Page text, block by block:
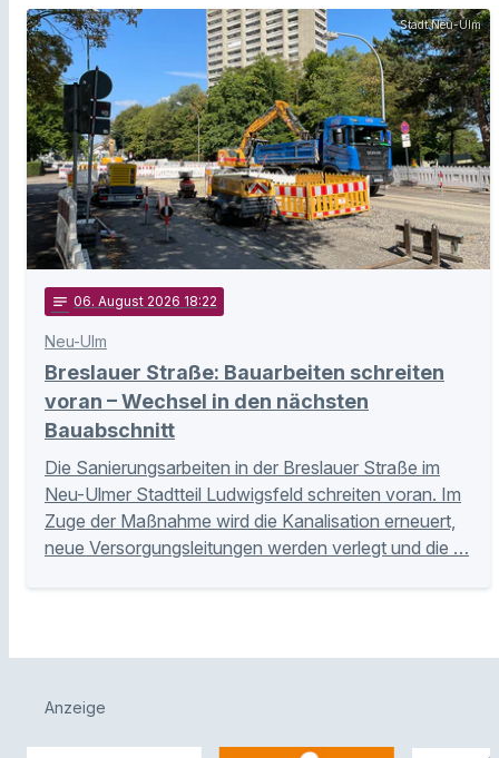
Stadt Neu-Ulm
notes 06. August 2026 18:22
Neu-Ulm
Breslauer Straße: Bauarbeiten schreiten
voran – Wechsel in den nächsten
Bauabschnitt
Die Sanierungsarbeiten in der Breslauer Straße im
Neu-Ulmer Stadtteil Ludwigsfeld schreiten voran. Im
Zuge der Maßnahme wird die Kanalisation erneuert,
neue Versorgungsleitungen werden verlegt und die …
Anzeige